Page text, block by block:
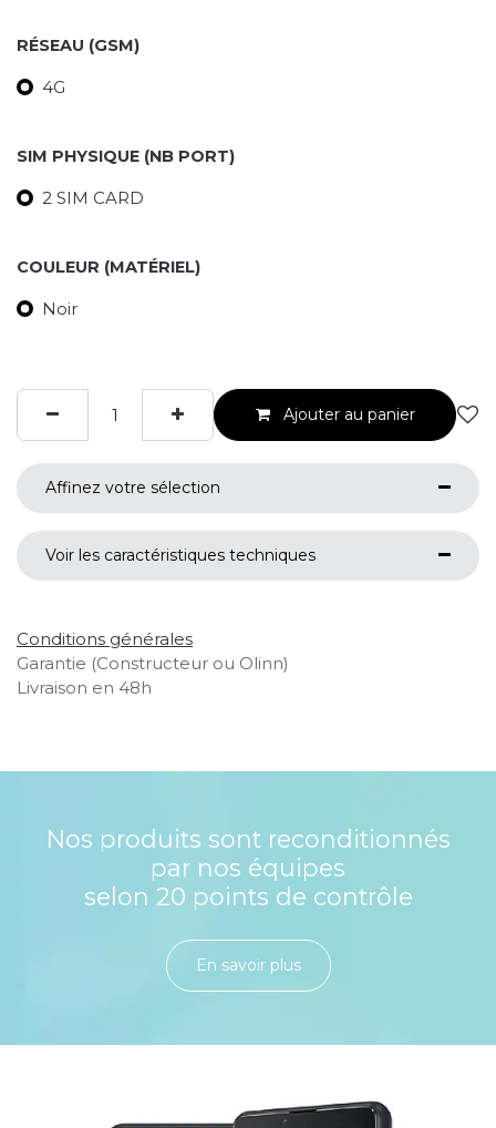
RÉSEAU (GSM)
4G
SIM PHYSIQUE (NB PORT)
2 SIM CARD
COULEUR (MATÉRIEL)
Noir
Ajouter au panier
Affinez votre sélection
Voir les caractéristiques techniques
Conditions générales
Garantie (Constructeur ou Olinn)
Livraison en 48h
Nos produits sont reconditionnés
par nos équipes
selon 20 points de contrôle
En savoir plu​​​​​​​​​​​​​​​​s